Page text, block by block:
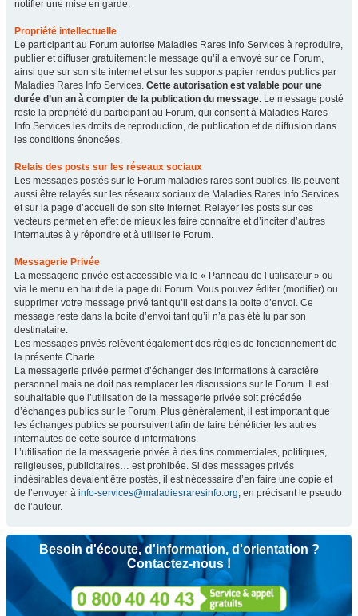
notifier une mise en garde.
Propriété intellectuelle
Le participant au Forum autorise Maladies Rares Info Services à reproduire,
publier et diffuser gratuitement le message qu’il a envoyé sur ce Forum,
ainsi que sur son site internet et sur les supports papier rendus publics par
Maladies Rares Info Services. Cette autorisation est valable pour une
durée d’un an à compter de la publication du message. Le message posté
reste la propriété du participant au Forum, qui consent à Maladies Rares
Info Services les droits de reproduction, de publication et de diffusion dans
les conditions énoncées.
Relais des posts sur les réseaux sociaux
Les messages postés sur le Forum maladies rares sont publics. Ils peuvent
aussi être relayés sur les réseaux sociaux de Maladies Rares Info Services
et sur la page d’accueil de son site internet. Relayer les posts sur ces
vecteurs permet en effet de mieux les faire connaître et d’inciter d’autres
internautes à y répondre et à utiliser le Forum.
Messagerie Privée
La messagerie privée est accessible via le « Panneau de l’utilisateur » ou
via le menu en haut de la page du Forum. Vous pouvez éditer (modifier) ou
supprimer votre message privé tant qu’il est dans la boite d’envoi. Ce
message reste dans la boite d’envoi tant qu’il n’a pas été lu par son
destinataire.
Les messages privés relèvent également des règles de fonctionnement de
la présente Charte.
La messagerie privée permet d’échanger des informations à caractère
personnel mais ne doit pas remplacer les discussions sur le Forum. Il est
souhaitable que l’utilisation de la messagerie privée soit précédée
d’échanges publics sur le Forum. Plus généralement, il est important que
les échanges publics se poursuivent afin de faire bénéficier les autres
internautes de cette source d’informations.
L’utilisation de la messagerie privée à des fins commerciales, politiques,
religieuses, publicitaires… est prohibée. Si des messages privés
indésirables devaient être postés, il est nécessaire d’en faire une copie et
de l’envoyer à info-services@maladiesraresinfo.org, en précisant le pseudo
de l’auteur.
Besoin d'écoute, d'information, d'orientation ?
Contactez-nous !